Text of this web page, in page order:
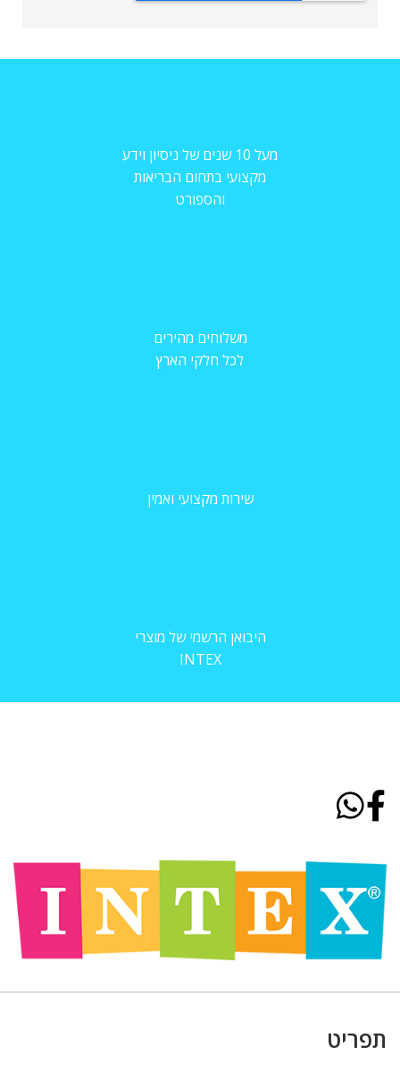
מעל 10 שנים של ניסיון וידע
מקצועי בתחום הבריאות
והספורט
משלוחים מהירים
לכל חלקי הארץ
שירות מקצועי ואמין
היבואן הרשמי של מוצרי
INTEX
תפריט